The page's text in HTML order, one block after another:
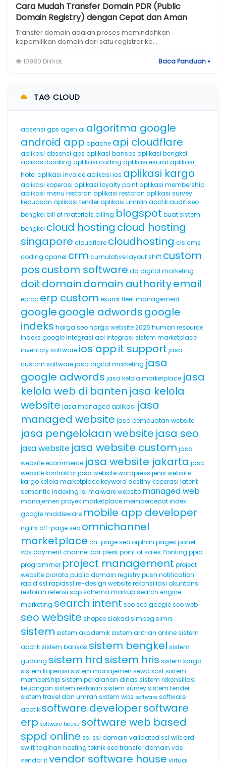
Cara Mudah Transfer Domain PDR (Public
Domain Registry) dengan Cepat dan Aman
Transfer domain adalah proses memindahkan
kepemilikan domain dari satu registrar ke...
10980 Dilihat Baca Panduan »
TAG CLOUD
absensi gps agen ai algoritma google
android app apache api cloudflare
aplikasi absensi gps aplikasi bansos aplikasi bengkel
aplikasi booking aplikasi coding aplikasi esurataplikasi
hotel aplikasi invoiceaplikasi ios aplikasi kargo
aplikasi koperasi aplikasi loyalty pointaplikasi membership
aplikasi menu restoran aplikasi restoran aplikasi survey
kepuasan aplikasi tenderaplikasi umrah apotikaudit seo
bengkel bill of materials billing blogspot buat sistem
bengkel cloud hosting cloud hosting
singapore cloudflare cloudhosting cls cms
coding cpanel crm cumulative layout shift custom
poscustom software da digital marketing
doitdomaindomain authorityemail
eproc erp custom esuratfleet management
googlegoogle adwordsgoogle
indeks harga seoharga website 2025 human resource
indeks googleintegrasi api integrasi sistem marketplace
inventory software ios appit support jasa
custom softwarejasa digital marketing jasa
google adwords jasa kelola marketplace jasa
kelola web di banten jasa kelola
website jasa managed aplikasi jasa
managed website jasa pembuatan website
jasa pengelolaan website jasa seo
jasa website jasa website custom jasa
website ecommerce jasa website jakarta jasa
website kontraktorjasa website wordpress jenis website
kargokelola marketplacekeyword destinykoperasi latent
semantic indexing lsi malware website managed web
manajemen proyekmarketplacemempercepat index
googlemiddleware mobile app developer
nginxoff-page seo omnichannel
marketplace on-page seoorphan pages panel
vps payment channel pdrpleskpoint of sales Pointing ppid
programmer project management project
websiteprorata public domain registrypush notification
rapid ssl rapidssl re-design websiterekonsiliasi akuntansi
restoran retensi sapschema markupsearch engine
marketing search intent seoseo googleseo web
seo website shopeesiakad simpeg simrs
sistem sistem akademiksistem antrian onlinesistem
apotiksistem bansos sistem bengkel sistem
gudang sistem hrd sistem hris sistem kargo
sistem koperasi sistem manajemen sewa kostsistem
membershipsistem perjalanan dinas sistem rekonsiliasi
keuangan sistem restoran sistem surveysistem tender
sistem travel dan umrah sistem wbs software software
apotik software developersoftware
erp software house software web based
sppd online ssl ssl domain validated ssl wilcard
swifttagihan hosting teknik seotransfer domain vds
vendor itvendor software house virtual